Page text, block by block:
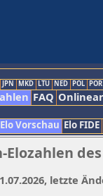
JPN MKD LTU NED POL POR
FAQ
Elo Vorschau Elo FIDE
des
letzte